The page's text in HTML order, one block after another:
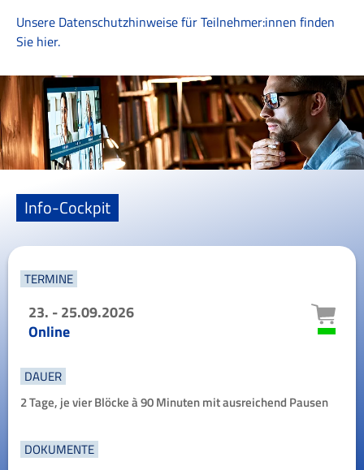
Unsere Datenschutzhinweise für Teilnehmer:innen finden
Sie hier.
Info-Cockpit
TERMINE
23. - 25.09.2026
Online
DAUER
2 Tage, je vier Blöcke à 90 Minuten mit ausreichend Pausen
DOKUMENTE